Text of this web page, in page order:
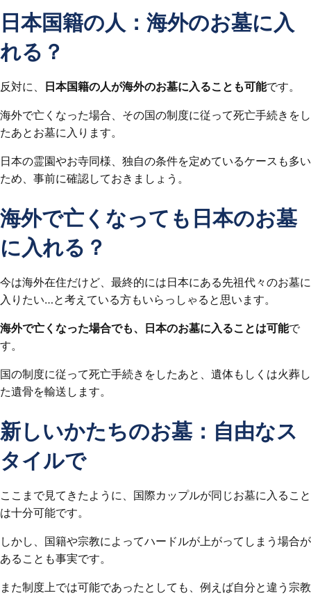
日本国籍の人：海外のお墓に入
れる？
反対に、 日本国籍の人が海外のお墓に入ることも可能です。
海外で亡くなった場合、その国の制度に従って死亡手続きをし
たあとお墓に入ります。
日本の霊園やお寺同様、独自の条件を定めているケースも多い
ため、事前に確認しておきましょう。
海外で亡くなっても日本のお墓
に入れる？
今は海外在住だけど、最終的には日本にある先祖代々のお墓に
入りたい…と考えている方もいらっしゃると思います。
海外で亡くなった場合でも、日本のお墓に入ることは可能で
す。
国の制度に従って死亡手続きをしたあと、遺体もしくは火葬し
た遺骨を輸送します。
新しいかたちのお墓：自由なス
タイルで
ここまで見てきたように、国際カップルが同じお墓に入ること
は十分可能です。
しかし、国籍や宗教によってハードルが上がってしまう場合が
あることも事実です。
また制度上では可能であったとしても、例えば自分と違う宗教